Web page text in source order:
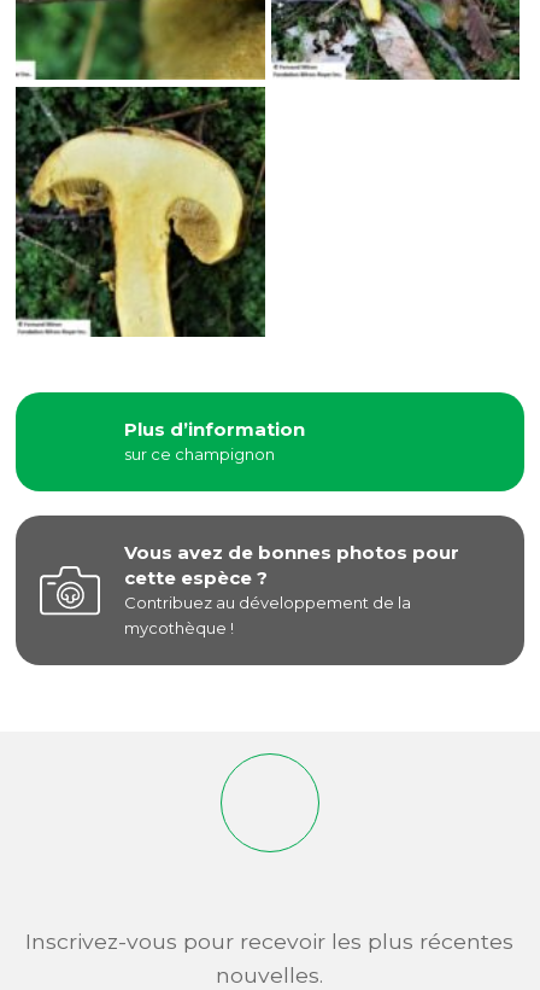
Plus d’information
sur ce champignon
Vous avez de bonnes photos pour
cette espèce ?
Contribuez au développement de la
mycothèque !
Inscrivez-vous pour recevoir les plus récentes
nouvelles.